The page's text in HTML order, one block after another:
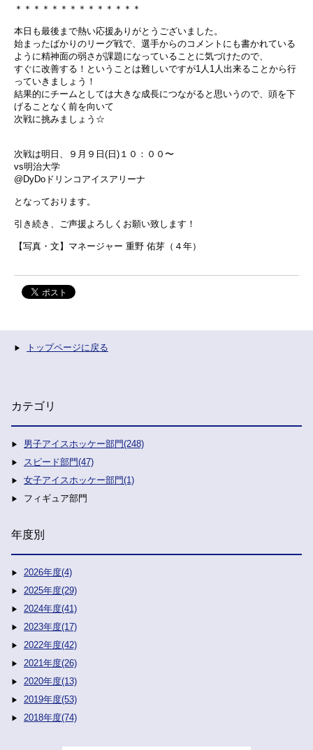
＊＊＊＊＊＊＊＊＊＊＊＊＊＊
本日も最後まで熱い応援ありがとうございました。
始まったばかりのリーグ戦で、選手からのコメントにも書かれている
ように精神面の弱さが課題になっていることに気づけたので、
すぐに改善する！ということは難しいですが1人1人出来ることから行
っていきましょう！
結果的にチームとしては大きな成長につながると思いうので、頭を下
げることなく前を向いて
次戦に挑みましょう☆
次戦は明日、９月９日(日)１０：００〜
vs明治大学
@DyDoドリンコアイスアリーナ
となっております。
引き続き、ご声援よろしくお願い致します！
【写真・文】マネージャー 重野 佑芽（４年）
トップページに戻る
カテゴリ
男子アイスホッケー部門(248)
スピード部門(47)
女子アイスホッケー部門(1)
フィギュア部門
年度別
2026年度(4)
2025年度(29)
2024年度(41)
2023年度(17)
2022年度(42)
2021年度(26)
2020年度(13)
2019年度(53)
2018年度(74)